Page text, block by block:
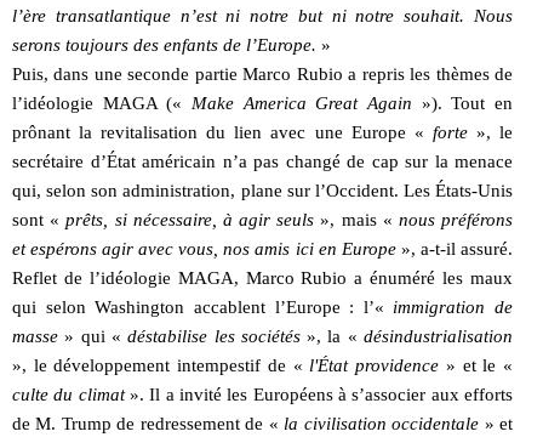
l’ère transatlantique n’est ni notre but ni notre souhait. Nous
serons toujours des enfants de l’Europe. »
Puis, dans une seconde partie Marco Rubio a repris les thèmes de
l’idéologie MAGA (« Make America Great Again »). Tout en
prônant la revitalisation du lien avec une Europe « forte», le
secrétaire d’État américain n’a pas changé de cap sur la menace
qui, selon son administration, plane sur l’Occident. Les États-Unis
sont «prêts, si nécessaire, à agir seuls », mais « nous préférons
et espérons agir avec vous, nos amis ici en Europe», a-t-il assuré.
Reflet de l’idéologie MAGA, Marco Rubio a énuméré les maux
qui selon Washington accablent l’Europe : l’« immigration de
masse » qui «déstabilise les sociétés», la «désindustrialisation
», le développement intempestif de « l'État providence » et le «
culte du climat». Il a invité les Européens à s’associer aux efforts
de M. Trump de redressement de « la civilisation occidentale » et